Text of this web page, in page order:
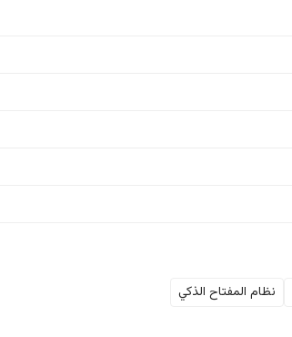
نظام المفتاح الذكي